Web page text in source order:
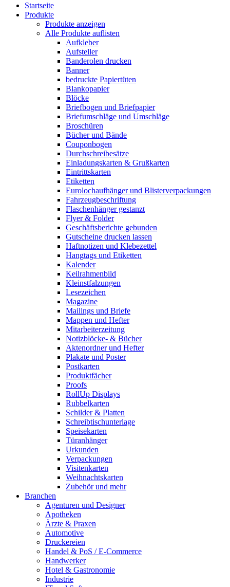
Startseite
Produkte
Produkte anzeigen
Alle Produkte auflisten
Aufkleber
Aufsteller
Banderolen drucken
Banner
bedruckte Papiertüten
Blankopapier
Blöcke
Briefbogen und Briefpapier
Briefumschläge und Umschläge
Broschüren
Bücher und Bände
Couponbogen
Durchschreibesätze
Einladungskarten & Grußkarten
Eintrittskarten
Etiketten
Eurolochaufhänger und Blisterverpackungen
Fahrzeugbeschriftung
Flaschenhänger gestanzt
Flyer & Folder
Geschäftsberichte gebunden
Gutscheine drucken lassen
Haftnotizen und Klebezettel
Hangtags und Etiketten
Kalender
Keilrahmenbild
Kleinstfalzungen
Lesezeichen
Magazine
Mailings und Briefe
Mappen und Hefter
Mitarbeiterzeitung
Notizblöcke- & Bücher
Aktenordner und Hefter
Plakate und Poster
Postkarten
Produktfächer
Proofs
RollUp Displays
Rubbelkarten
Schilder & Platten
Schreibtischunterlage
Speisekarten
Türanhänger
Urkunden
Verpackungen
Visitenkarten
Weihnachtskarten
Zubehör und mehr
Branchen
Agenturen und Designer
Apotheken
Ärzte & Praxen
Automotive
Druckereien
Handel & PoS / E-Commerce
Handwerker
Hotel & Gastronomie
Industrie